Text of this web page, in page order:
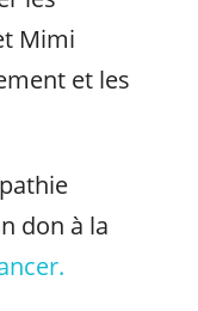
Mimi
et les
don à la